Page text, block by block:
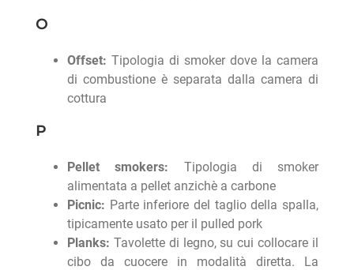
O
Offset: Tipologia di smoker dove la camera
di combustione è separata dalla camera di
cottura
P
Pellet smokers: Tipologia di smoker
alimentata a pellet anzichè a carbone
Picnic: Parte inferiore del taglio della spalla,
tipicamente usato per il pulled pork
Planks: Tavolette di legno, su cui collocare il
cibo da cuocere in modalità diretta. La